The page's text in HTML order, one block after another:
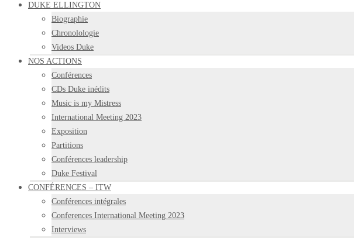
DUKE ELLINGTON
Biographie
Chronolologie
Videos Duke
NOS ACTIONS
Conférences
CDs Duke inédits
Music is my Mistress
International Meeting 2023
Exposition
Partitions
Conférences leadership
Duke Festival
CONFÉRENCES – ITW
Conférences intégrales
Conferences International Meeting 2023
Interviews